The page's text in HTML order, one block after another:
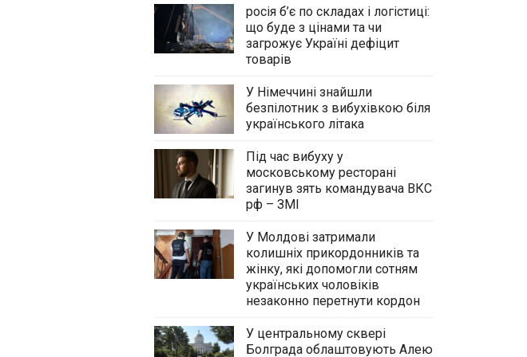
росія б’є по складах і логістиці:
що буде з цінами та чи
загрожує Україні дефіцит
товарів
У Німеччині знайшли
безпілотник з вибухівкою біля
українського літака
Під час вибуху у
московському ресторані
загинув зять командувача ВКС
рф – ЗМІ
У Молдові затримали
колишніх прикордонників та
жінку, які допомогли сотням
українських чоловіків
незаконно перетнути кордон
У центральному сквері
Болграда облаштовують Алею